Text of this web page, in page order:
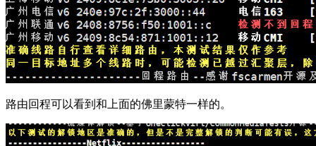
路由回程可以看到和上面的佛里蒙特一样的。